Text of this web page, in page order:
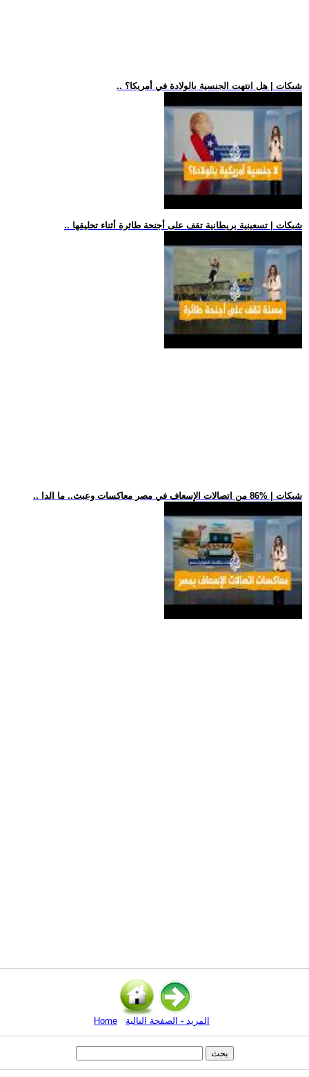
.. شبكات | هل انتهت الجنسية بالولادة في أمريكا؟
.. شبكات | تسعينية بريطانية تقف على أجنحة طائرة أثناء تحليقها
.. شبكات | %86 من اتصالات الإسعاف في مصر معاكسات وعبث.. ما الدا
Home المزيد - الصفحة التالية